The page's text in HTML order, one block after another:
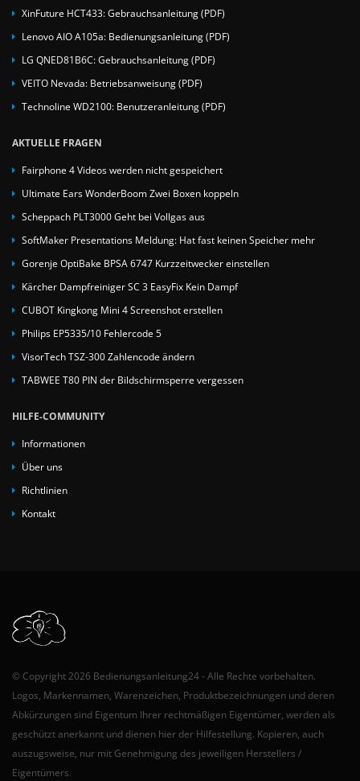
XinFuture HCT433: Gebrauchsanleitung (PDF)
Lenovo AIO A105a: Bedienungsanleitung (PDF)
LG QNED81B6C: Gebrauchsanleitung (PDF)
VEITO Nevada: Betriebsanweisung (PDF)
Technoline WD2100: Benutzeranleitung (PDF)
AKTUELLE FRAGEN
Fairphone 4 Videos werden nicht gespeichert
Ultimate Ears WonderBoom Zwei Boxen koppeln
Scheppach PLT3000 Geht bei Vollgas aus
SoftMaker Presentations Meldung: Hat fast keinen Speicher mehr
Gorenje OptiBake BPSA 6747 Kurzzeitwecker einstellen
Kärcher Dampfreiniger SC 3 EasyFix Kein Dampf
CUBOT Kingkong Mini 4 Screenshot erstellen
Philips EP5335/10 Fehlercode 5
VisorTech TSZ-300 Zahlencode ändern
TABWEE T80 PIN der Bildschirmsperre vergessen
HILFE-COMMUNITY
Informationen
Über uns
Richtlinien
Kontakt
© Copyright 2026 Bedienungsanleitung24 - Alle Rechte vorbehalten.
Logos, Markennamen, Warenzeichen, Produktbezeichnungen und deren
Abkürzungen sind Eigentum Ihrer rechtmäßigen Eigentümer, werden als
geschützt anerkannt und dienen hier der Hilfestellung. Kopieren, auch
auszugsweise, nur mit Genehmigung des jeweiligen Herstellers /
Eigentümers.